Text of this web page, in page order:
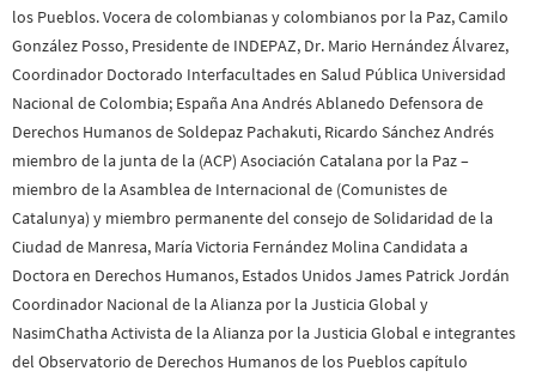
los Pueblos. Vocera de colombianas y colombianos por la Paz, Camilo
González Posso, Presidente de INDEPAZ, Dr. Mario Hernández Álvarez,
Coordinador Doctorado Interfacultades en Salud Pública Universidad
Nacional de Colombia; España Ana Andrés Ablanedo Defensora de
Derechos Humanos de Soldepaz Pachakuti, Ricardo Sánchez Andrés
miembro de la junta de la (ACP) Asociación Catalana por la Paz –
miembro de la Asamblea de Internacional de (Comunistes de
Catalunya) y miembro permanente del consejo de Solidaridad de la
Ciudad de Manresa, María Victoria Fernández Molina Candidata a
Doctora en Derechos Humanos, Estados Unidos James Patrick Jordán
Coordinador Nacional de la Alianza por la Justicia Global y
NasimChatha Activista de la Alianza por la Justicia Global e integrantes
del Observatorio de Derechos Humanos de los Pueblos capítulo